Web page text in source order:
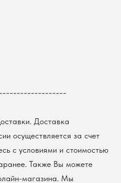
Доставка
осуществляется за счет
с условиями и стоимостью
Также Вы можете
магазина. Мы